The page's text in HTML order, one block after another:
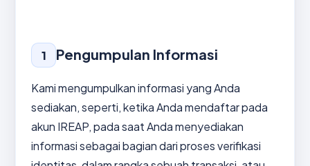
1 Pengumpulan Informasi
Kami mengumpulkan informasi yang Anda
sediakan, seperti, ketika Anda mendaftar pada
akun IREAP, pada saat Anda menyediakan
informasi sebagai bagian dari proses verifikasi